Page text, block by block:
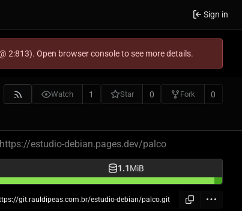
Sign in
Open browser console to see more details.
Watch 1 Star 0 Fork 0
https://estudio-debian.pages.dev/palco
1.1MiB